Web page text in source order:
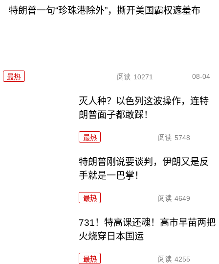
特朗普一句“珍珠港除外”，撕开美国霸权遮羞布
最热 阅读 10271 08-04
灭人种？以色列这波操作，连特
朗普面子都敢踩！
最热 阅读 5748
特朗普刚说要谈判，伊朗又是反
手就是一巴掌！
最热 阅读 4649
731！特高课还魂！高市早苗两把
火烧穿日本国运
最热 阅读 4255